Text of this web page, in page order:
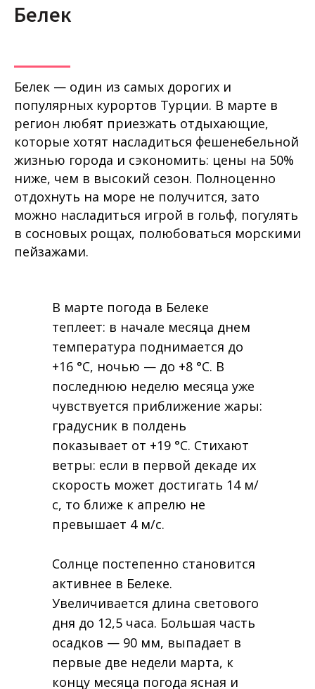
Белек
Белек — один из самых дорогих и
популярных курортов Турции. В марте в
регион любят приезжать отдыхающие,
которые хотят насладиться фешенебельной
жизнью города и сэкономить: цены на 50%
ниже, чем в высокий сезон. Полноценно
отдохнуть на море не получится, зато
можно насладиться игрой в гольф, погулять
в сосновых рощах, полюбоваться морскими
пейзажами.
В марте погода в Белеке
теплеет: в начале месяца днем
температура поднимается до
+16 °C, ночью — до +8 °C. В
последнюю неделю месяца уже
чувствуется приближение жары:
градусник в полдень
показывает от +19 °C. Стихают
ветры: если в первой декаде их
скорость может достигать 14 м/
с, то ближе к апрелю не
превышает 4 м/с.
Солнце постепенно становится
активнее в Белеке.
Увеличивается длина светового
дня до 12,5 часа. Большая часть
осадков — 90 мм, выпадает в
первые две недели марта, к
концу месяца погода ясная и